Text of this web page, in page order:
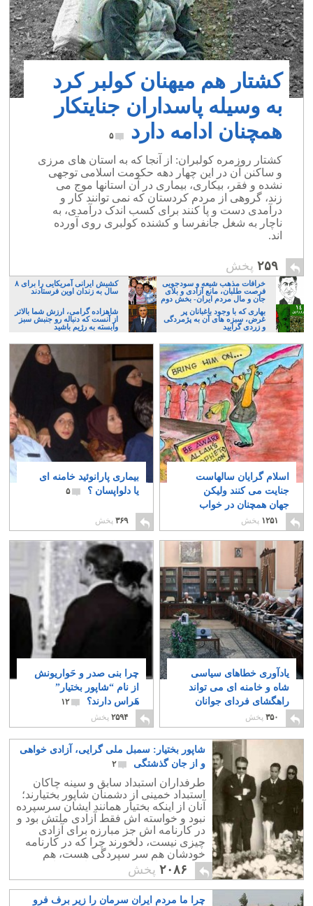
کشتار هم میهنان کولبر کرد
به وسیله پاسداران جنایتکار
همچنان ادامه دارد
۵
کشتار روزمره کولبران: از آنجا که به استان های مرزی
و ساکنن آن در این چهار دهه حکومت اسلامی توجهی
نشده و فقر، بیکاری، بیماری در آن استانها موج می
زند، گروهی از مردم کردستان که نمی توانند کار و
درآمدی دست و پا کنند برای کسب اندک درآمدی، به
ناچار به شغل جانفرسا و کشنده کولبری روی آورده
اند.
۲۵۹ پخش
خرافات مذهب شیعه و سودجویی
فرصت طلبان، مانع آزادی و بلای
جان و مال مردم ایران- بخش دوم
کشیش ایرانی آمریکایی را برای ۸
سال به زندان اوین فرستادند
بهاری که با وجود باغبانان پر
غرض، سبزه های آن به پژمردگی
و زردی گرایید
شاهزاده گرامی، ارزش شما بالاتر
از آنست که دنباله رو جنبش سبز
وابسته به رژیم باشید
اسلام گرایان سالهاست
جنایت می کنند ولیکن
جهان همچنان در خواب
است
۱ ۱۲۵۱ پخش
بیماری پارانوئید خامنه ای
یا دلواپسان ؟
۵
۳۶۹ پخش
یادآوری خطاهای سیاسی
شاه و خامنه ای می تواند
راهگشای فردای جوانان
باشد
۲۲ ۳۵۰ پخش
چرا بنی صدر و حَواریونش
از نام “شاپور بختیار”
هَراس دارند؟
۱۲
۲۵۹۴ پخش
شاپور بختیار: سمبل ملی گرایی، آزادی خواهی
و از جان گذشتگی
۲
طرفداران استبداد سابق و سینه چاکان
استبداد خمینی از دشمنان شاپور بختیارند؛
آنان از اینکه بختیار همانند ایشان سرسپرده
نبود و خواسته اش فقط آزادی ملتش بود و
در کارنامه اش جز مبارزه برای آزادی
چیزی نیست، دلخورند چرا که در کارنامه
خودشان هم سر سپردگی هست، هم
دستبوسی استبداد و هم خیانت به ایران!
۲۰۸۶ پخش
چرا ما مردم ایران سرمان را زیر برف فرو